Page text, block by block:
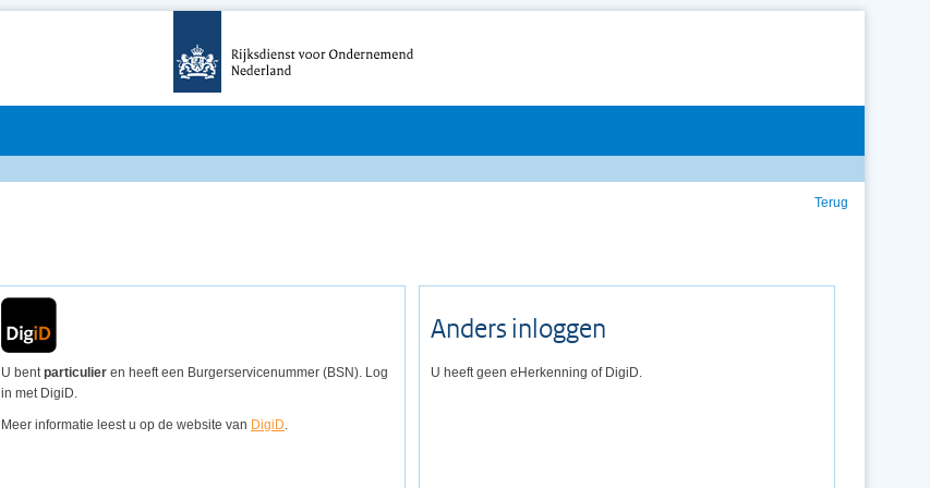
Terug
U bentparticulieren heeft een Burgerservicenummer (BSN). Log
in met DigiD.
Meer informatie leest u op de website van DigiD.
Anders inloggen
U heeft geen eHerkenning of DigiD.